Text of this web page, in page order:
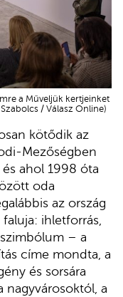
a Műveljük kertjeinket
/ Válasz Online)
kötődik az
Mezőségben
ahol 1998 óta
oda
az ország
ihletforrás,
– a
címe mondta, a
és sorsára
nagyvárosoktól, a